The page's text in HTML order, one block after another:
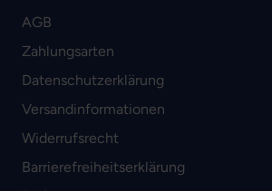
AGB
Zahlungsarten
Datenschutzerklärung
Versandinformationen
Widerrufsrecht
Barrierefreiheitserklärung